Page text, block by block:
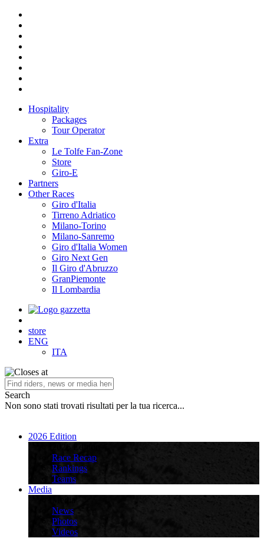
Hospitality
Packages
Tour Operator
Extra
Le Tolfe Fan-Zone
Store
Giro-E
Partners
Other Races
Giro d'Italia
Tirreno Adriatico
Milano-Torino
Milano-Sanremo
Giro d'Italia Women
Giro Next Gen
Il Giro d'Abruzzo
GranPiemonte
Il Lombardia
store
ENG
ITA
Search
Non sono stati trovati risultati per la tua ricerca...
2026 Edition
Race Recap
Rankings
Teams
Media
News
Photos
Videos